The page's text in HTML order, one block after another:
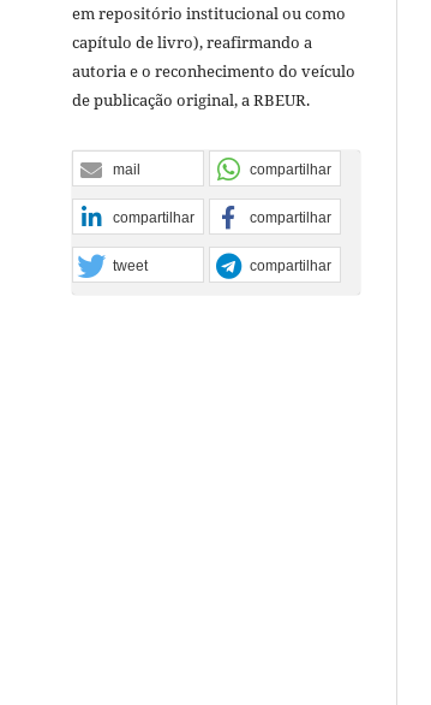
em repositório institucional ou como
capítulo de livro), reafirmando a
autoria e o reconhecimento do veículo
de publicação original, a RBEUR.
mail compartilhar
compartilhar compartilhar
tweet compartilhar